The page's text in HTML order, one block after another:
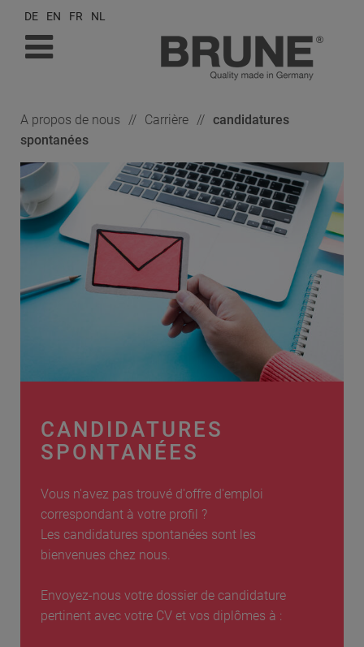
DE EN FR NL
À propos de nous Carrière
candidatures
spontanées
CANDIDATURES
SPONTANÉES
Vous n'avez pas trouvé d'offre d'emploi
correspondant à votre profil ?
Les candidatures spontanées sont les
bienvenues chez nous.
Envoyez-nous votre dossier de candidature
pertinent avec votre CV et vos diplômes à :